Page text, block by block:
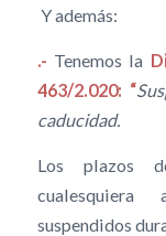
Y además:
.- Tenemos la
463/2.020: “
caducidad.
Los plazos
cualesquiera
suspendidos